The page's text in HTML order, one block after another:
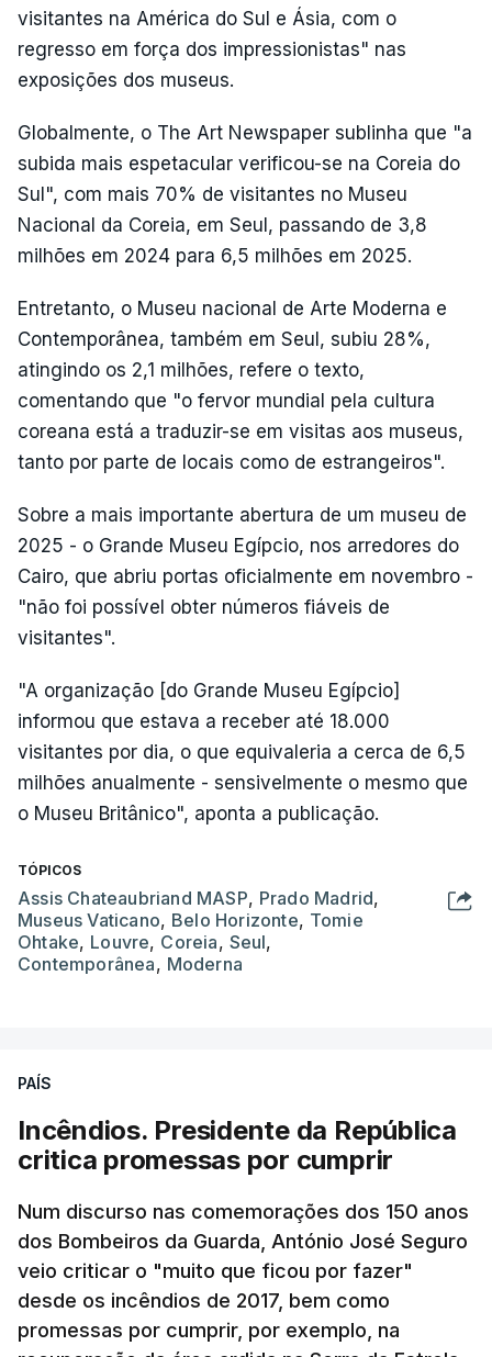
visitantes na América do Sul e Ásia, com o
regresso em força dos impressionistas" nas
exposições dos museus.
Globalmente, o The Art Newspaper sublinha que "a
subida mais espetacular verificou-se na Coreia do
Sul", com mais 70% de visitantes no Museu
Nacional da Coreia, em Seul, passando de 3,8
milhões em 2024 para 6,5 milhões em 2025.
Entretanto, o Museu nacional de Arte Moderna e
Contemporânea, também em Seul, subiu 28%,
atingindo os 2,1 milhões, refere o texto,
comentando que "o fervor mundial pela cultura
coreana está a traduzir-se em visitas aos museus,
tanto por parte de locais como de estrangeiros".
Sobre a mais importante abertura de um museu de
2025 - o Grande Museu Egípcio, nos arredores do
Cairo, que abriu portas oficialmente em novembro -
"não foi possível obter números fiáveis de
visitantes".
"A organização [do Grande Museu Egípcio]
informou que estava a receber até 18.000
visitantes por dia, o que equivaleria a cerca de 6,5
milhões anualmente - sensivelmente o mesmo que
o Museu Britânico", aponta a publicação.
TÓPICOS
Assis Chateaubriand MASP, Prado Madrid,
Museus Vaticano, Belo Horizonte, Tomie
Ohtake, Louvre, Coreia, Seul,
Contemporânea, Moderna
PAÍS
Incêndios. Presidente da República
critica promessas por cumprir
Num discurso nas comemorações dos 150 anos
dos Bombeiros da Guarda, António José Seguro
veio criticar o "muito que ficou por fazer"
desde os incêndios de 2017, bem como
promessas por cumprir, por exemplo, na